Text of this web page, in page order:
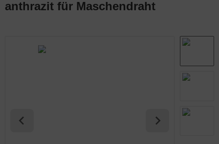
anthrazit für Maschendraht
Komplett-Zaunsets
für Tore